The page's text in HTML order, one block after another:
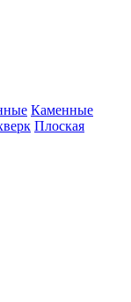
Каменные
Плоская